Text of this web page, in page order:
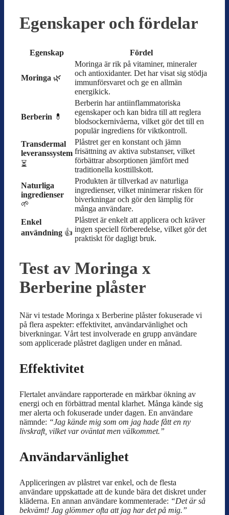
Egenskaper och fördelar
Egenskap Fördel
Moringa 🌿
Moringa är rik på vitaminer, mineraler
och antioxidanter. Det har visat sig stödja
immunförsvaret och ge en allmän
energikick.
Berberin 💊
Berberin har antiinflammatoriska
egenskaper och kan bidra till att reglera
blodsockernivåerna, vilket gör det till en
populär ingrediens för viktkontroll.
Transdermal
leveranssystem
⏳
Plåstret ger en konstant och jämn
frisättning av aktiva substanser, vilket
förbättrar absorptionen jämfört med
traditionella kosttillskott.
Naturliga
ingredienser
🌱
Produkten är tillverkad av naturliga
ingredienser, vilket minimerar risken för
biverkningar och gör den lämplig för
många användare.
Enkel
användning 👍
Plåstret är enkelt att applicera och kräver
ingen speciell förberedelse, vilket gör det
praktiskt för dagligt bruk.
Test av Moringa x
Berberine plåster
När vi testade Moringa x Berberine plåster fokuserade vi
på flera aspekter: effektivitet, användarvänlighet och
biverkningar. Vårt test involverade en grupp användare
som applicerade plåstret dagligen under en månad.
Effektivitet
Flertalet användare rapporterade en märkbar ökning av
energi och en förbättrad mental klarhet. Många kände sig
mer alerta och fokuserade under dagen. En användare
nämnde: “Jag kände mig som om jag hade fått en ny
livskraft, vilket var oväntat men välkommet.”
Användarvänlighet
Appliceringen av plåstret var enkel, och de flesta
användare uppskattade att de kunde bära det diskret under
kläderna. En annan användare kommenterade: “Det är så
bekvämt! Jag glömmer ofta att jag har det på mig.”